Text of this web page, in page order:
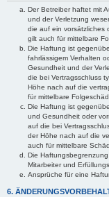
Der Betreiber haftet mit
und der Verletzung
die auf ein vorsätzliches
gilt auch für mittelbare
Die Haftung ist
fahrlässigem Verhalten
Gesundheit und der
die bei Vertragsschluss
Höhe nach auf die
für mittelbare
Die Haftung ist
und Gesundheit oder
auf die bei
der Höhe nach auf die
auch für mittelbare
Die
Mitarbeiter und
Ansprüche für eine
6.